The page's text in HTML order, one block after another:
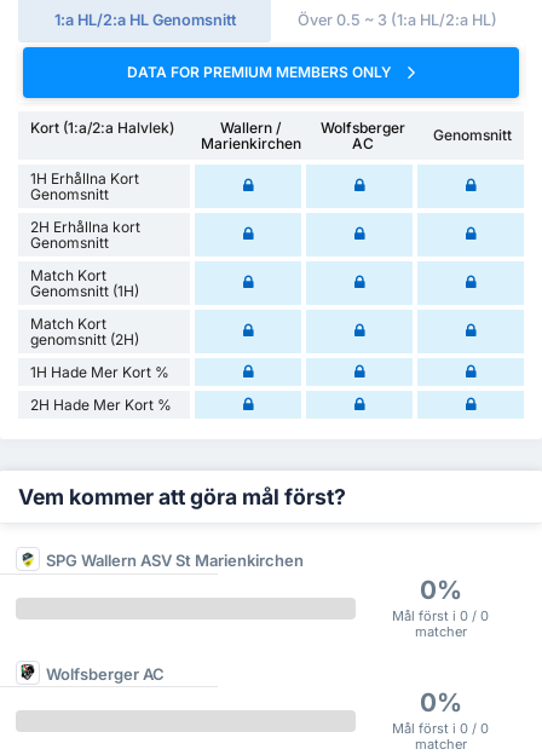
1:a HL/2:a HL Genomsnitt Över 0.5 ~ 3 (1:a HL/2:a HL)
DATA FOR PREMIUM MEMBERS ONLY
Kort (1:a/2:a Halvlek)
Wallern /
Marienkirchen
Wolfsberger
AC
Genomsnitt
1H Erhållna Kort
Genomsnitt
2H Erhållna kort
Genomsnitt
Match Kort
Genomsnitt (1H)
Match Kort
genomsnitt (2H)
1H Hade Mer Kort %
2H Hade Mer Kort %
Vem kommer att göra mål först?
SPG Wallern ASV St Marienkirchen
0%
Mål först i 0 / 0
matcher
Wolfsberger AC
0%
Mål först i 0 / 0
matcher